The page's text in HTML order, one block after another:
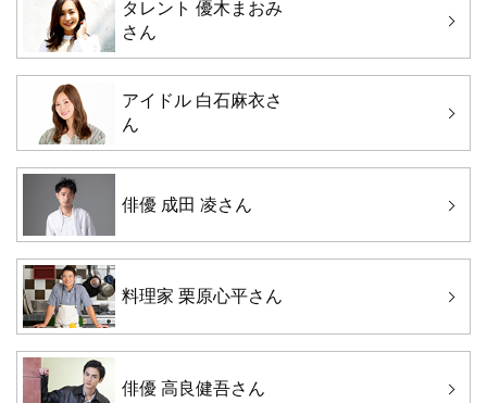
タレント 優木まおみ
さん
アイドル 白石麻衣さ
ん
俳優 成田 凌さん
料理家 栗原心平さん
俳優 高良健吾さん